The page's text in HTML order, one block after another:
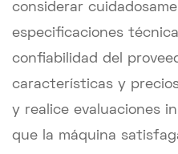
considerar
especificaciones
confiabilidad del
características y
y realice evaluaciones
que la máquina